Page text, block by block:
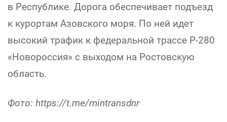
в Республике. Дорога обеспечивает подъезд
к курортам Азовского моря. По ней идет
высокий трафик к федеральной трассе Р-280
«Новороссия» с выходом на Ростовскую
область.
Фото: https://t.me/mintransdnr